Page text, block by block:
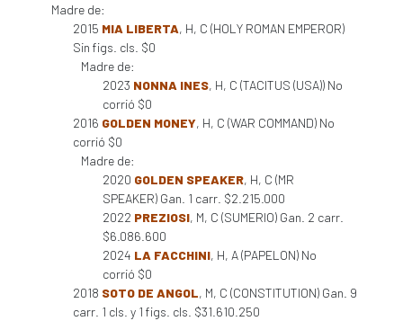
Madre de:
2015 MIA LIBERTA, H, C (HOLY ROMAN EMPEROR)
Sin figs. cls. $0
Madre de:
2023 NONNA INES, H, C (TACITUS (USA)) No
corrió $0
2016 GOLDEN MONEY, H, C (WAR COMMAND) No
corrió $0
Madre de:
2020 GOLDEN SPEAKER, H, C (MR
SPEAKER) Gan. 1 carr. $2.215.000
2022 PREZIOSI, M, C (SUMERIO) Gan. 2 carr.
$6.086.600
2024 LA FACCHINI, H, A (PAPELON) No
corrió $0
2018 SOTO DE ANGOL, M, C (CONSTITUTION) Gan. 9
carr. 1 cls. y 1 figs. cls. $31.610.250